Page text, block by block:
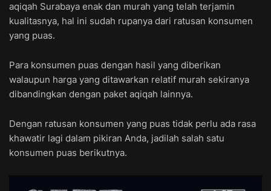
aqiqah Surabaya enak dan murah yang telah terjamin
kualitasnya, hal ini sudah rupanya dari ratusan konsumen
yang puas.
Para konsumen puas dengan hasil yang diberikan
walaupun harga yang ditawarkan relatif murah sekiranya
dibandingkan dengan paket aqiqah lainnya.
Dengan ratusan konsumen yang puas tidak perlu ada rasa
khawatir lagi dalam pikiran Anda, jadilah salah satu
konsumen puas berikutnya.